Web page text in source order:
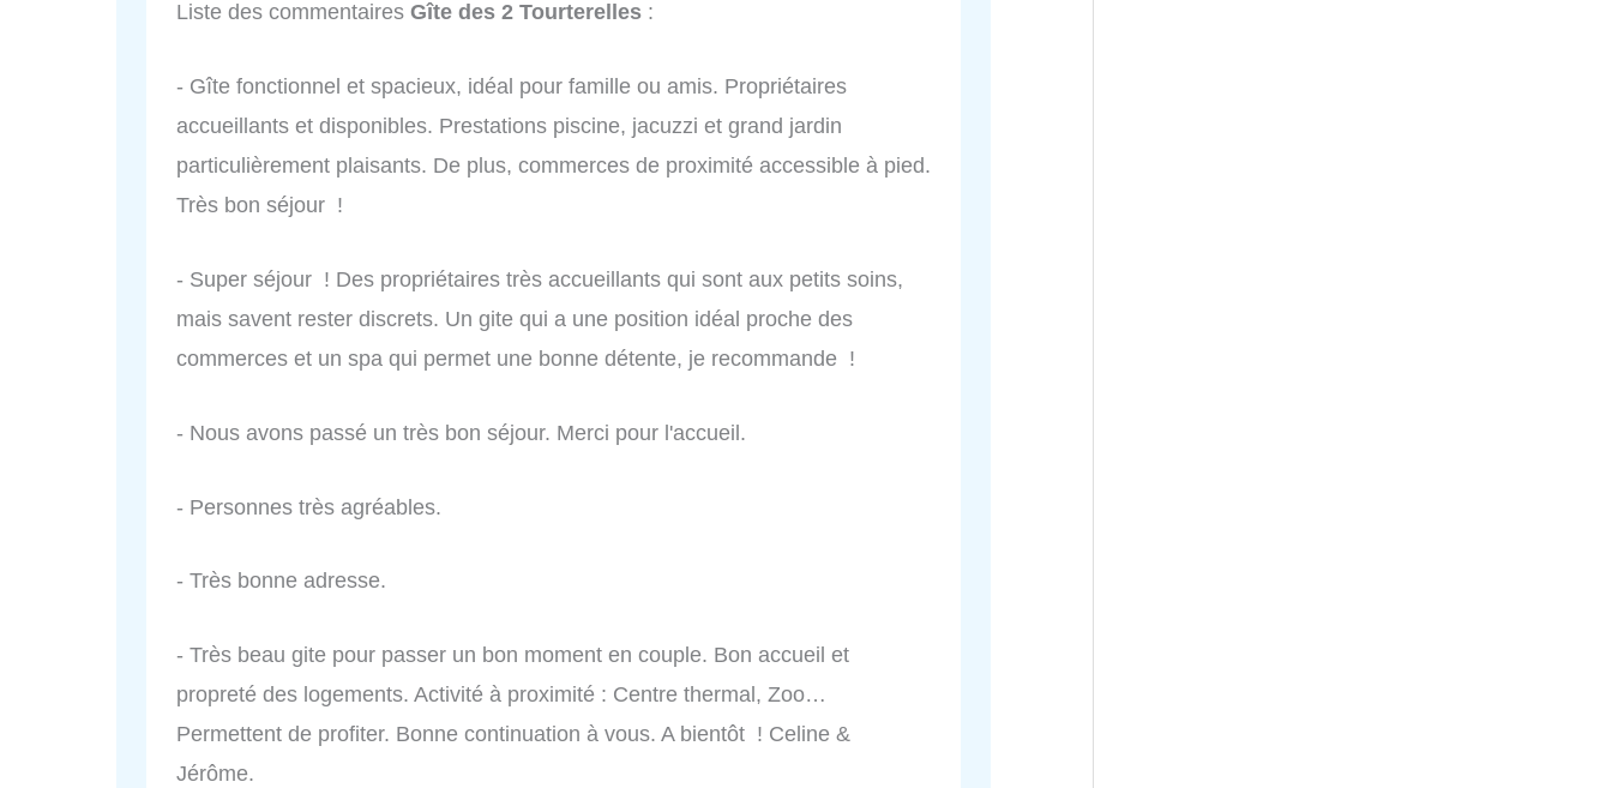
Liste des commentaires Gîte des 2 Tourterelles :
- Gîte fonctionnel et spacieux, idéal pour famille ou amis. Propriétaires
accueillants et disponibles. Prestations piscine, jacuzzi et grand jardin
particulièrement plaisants. De plus, commerces de proximité accessible à pied.
Très bon séjour !
- Super séjour ! Des propriétaires très accueillants qui sont aux petits soins,
mais savent rester discrets. Un gite qui a une position idéal proche des
commerces et un spa qui permet une bonne détente, je recommande !
- Nous avons passé un très bon séjour. Merci pour l'accueil.
- Personnes très agréables.
- Très bonne adresse.
- Très beau gite pour passer un bon moment en couple. Bon accueil et
propreté des logements. Activité à proximité : Centre thermal, Zoo…
Permettent de profiter. Bonne continuation à vous. A bientôt ! Celine &
Jérôme.